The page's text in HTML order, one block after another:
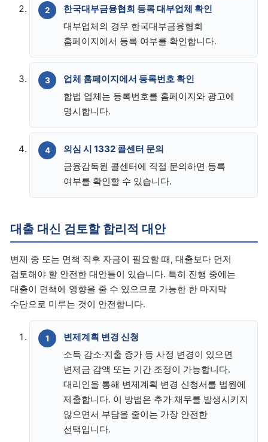
한국대부금융협회 등록 대부업체 확인
대부업체의 경우 한국대부금융협회
홈페이지에서 등록 여부를 확인합니다.
업체 홈페이지에서 등록번호 확인
합법 업체는 등록번호를 홈페이지와 광고에
명시합니다.
의심 시 1332 콜센터 문의
금융감독원 콜센터에 직접 문의하면 등록
여부를 확인할 수 있습니다.
대출 대신 검토할 합리적 대안
변제 중 또는 면책 직후 자금이 필요할 때, 대출보다 먼저
검토해야 할 안전한 대안들이 있습니다. 특히 진행 중에는
대출이 면책에 영향을 줄 수 있으므로 가능한 한 마지막
수단으로 미루는 것이 안전합니다.
변제계획 변경 신청
소득 감소·지출 증가 등 사정 변경이 있으면
변제금 감액 또는 기간 조정이 가능합니다.
대리인을 통해 변제계획 변경 신청서를 법원에
제출합니다. 이 방법은 추가 채무를 발생시키지
않으면서 부담을 줄이는 가장 안전한
선택입니다.